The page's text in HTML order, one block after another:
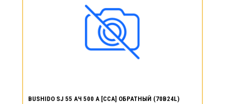
BUSHIDO SJ 55 АЧ 500 А [CCA] ОБРАТНЫЙ (70B24L)